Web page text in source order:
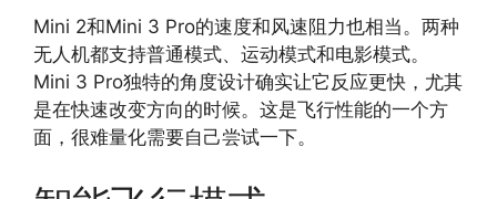
Mini 2和Mini 3 Pro的速度和风速阻力也相当。两种
无人机都支持普通模式、运动模式和电影模式。
Mini 3 Pro独特的角度设计确实让它反应更快，尤其
是在快速改变方向的时候。这是飞行性能的一个方
面，很难量化需要自己尝试一下。